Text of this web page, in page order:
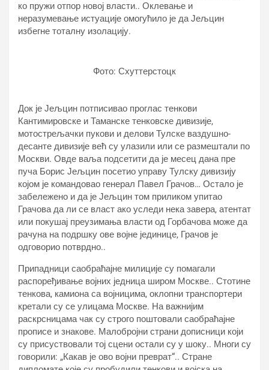
ко пружи отпор новој власти.. Оклевање и
неразумевање истуације омогућило је да Јељцин
избегне тоталну изолацију.
Фото: Схуттерстоцк
Док је Јељцин потписивао проглас тенкови
Кантимировске и Таманске тенковске дивизије,
мотострељачки пукови и делови Тулске ваздушно-
десанте дивизије већ су улазили или се размештали по
Москви. Овде ваља подсетити да је месец дана пре
пуча Борис Јељцин посетио управу Тулску дивизију
којом је командовао генерал Павел Грачов… Остало је
забележено и да је Јељцин том приликом упитао
Грачова да ли се власт ако уследи нека завера, атентат
или покушај преузимања власти од Горбачова може да
рачуна на подршку ове војне јединице, Грачов је
одговорио потврдно..
Припадници саобраћајне милиције су помагали
распоређивање војних једница широм Москве.. Стотине
тенкова, камиона са војницима, оклопни транспортери
кретали су се улицама Москве. На важнијим
раскрсницама чак су строго поштовали саобраћајне
прописе и знакове. Малобројни страни дописници који
су присуствовали тој сцени остали су у шоку.. Многи су
говорили: „Какав је ово војни преврат“.. Стране